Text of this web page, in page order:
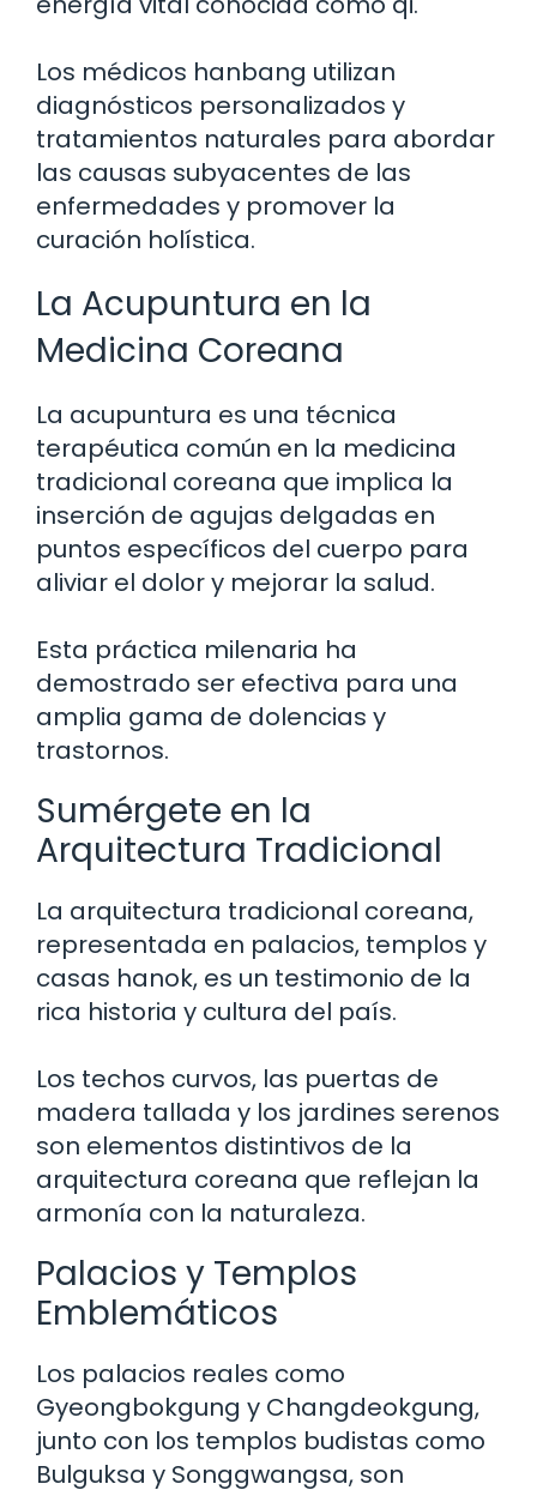
Los médicos hanbang utilizan
diagnósticos personalizados y
tratamientos naturales para abordar
las causas subyacentes de las
enfermedades y promover la
curación holística.
La Acupuntura en la
Medicina Coreana
La acupuntura es una técnica
terapéutica común en la medicina
tradicional coreana que implica la
inserción de agujas delgadas en
puntos específicos del cuerpo para
aliviar el dolor y mejorar la salud.
Esta práctica milenaria ha
demostrado ser efectiva para una
amplia gama de dolencias y
trastornos.
Sumérgete en la
Arquitectura Tradicional
La arquitectura tradicional coreana,
representada en palacios, templos y
casas hanok, es un testimonio de la
rica historia y cultura del país.
Los techos curvos, las puertas de
madera tallada y los jardines serenos
son elementos distintivos de la
arquitectura coreana que reflejan la
armonía con la naturaleza.
Palacios y Templos
Emblemáticos
Los palacios reales como
Gyeongbokgung y Changdeokgung,
junto con los templos budistas como
Bulguksa y Songgwangsa, son